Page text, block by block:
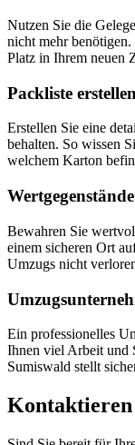
Nutzen Sie die
nicht mehr
Platz in Ihrem neuen
Packliste erstellen
Erstellen Sie eine
behalten. So wissen
welchem Karton
Bewahren Sie
einem sicheren Ort
Umzugs nicht
Ein professionelles
Ihnen viel Arbeit und
Sumiswald stellt
Kontaktieren